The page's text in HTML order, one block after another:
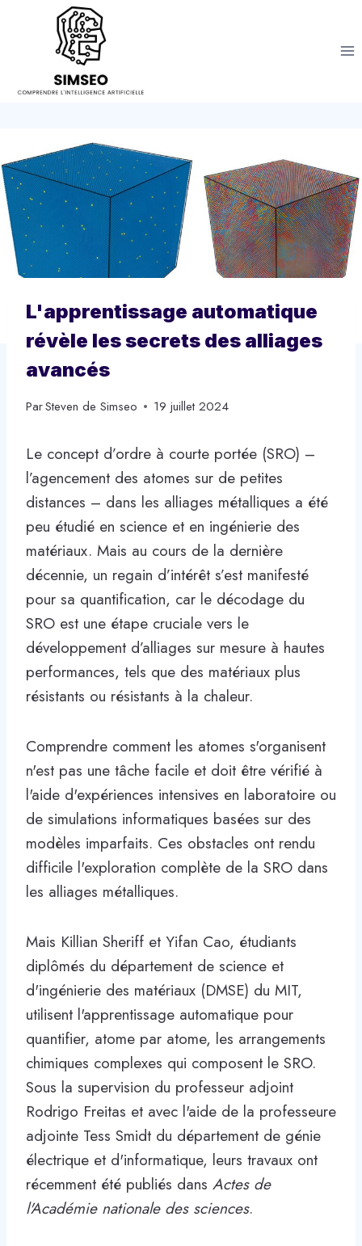
L'apprentissage automatique
révèle les secrets des alliages
avancés
ParSteven de Simseo 19 juillet 2024
Le concept d’ordre à courte portée (SRO) –
l’agencement des atomes sur de petites
distances – dans les alliages métalliques a été
peu étudié en science et en ingénierie des
matériaux. Mais au cours de la dernière
décennie, un regain d’intérêt s’est manifesté
pour sa quantification, car le décodage du
SRO est une étape cruciale vers le
développement d’alliages sur mesure à hautes
performances, tels que des matériaux plus
résistants ou résistants à la chaleur.
Comprendre comment les atomes s'organisent
n'est pas une tâche facile et doit être vérifié à
l'aide d'expériences intensives en laboratoire ou
de simulations informatiques basées sur des
modèles imparfaits. Ces obstacles ont rendu
difficile l'exploration complète de la SRO dans
les alliages métalliques.
Mais Killian Sheriff et Yifan Cao, étudiants
diplômés du département de science et
d'ingénierie des matériaux (DMSE) du MIT,
utilisent l'apprentissage automatique pour
quantifier, atome par atome, les arrangements
chimiques complexes qui composent le SRO.
Sous la supervision du professeur adjoint
Rodrigo Freitas et avec l'aide de la professeure
adjointe Tess Smidt du département de génie
électrique et d'informatique, leurs travaux ont
récemment été publiés dans Actes de
l'Académie nationale des sciences.